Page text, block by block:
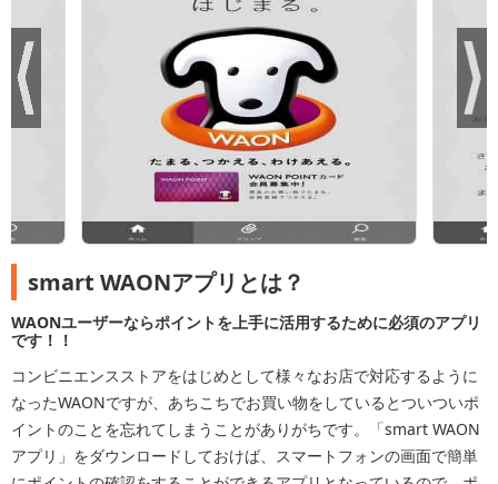
smart WAONアプリとは？
WAONユーザーならポイントを上手に活用するために必須のアプリ
です！！
コンビニエンスストアをはじめとして様々なお店で対応するように
なったWAONですが、あちこちでお買い物をしているとついついポ
イントのことを忘れてしまうことがありがちです。「smart WAON
アプリ」をダウンロードしておけば、スマートフォンの画面で簡単